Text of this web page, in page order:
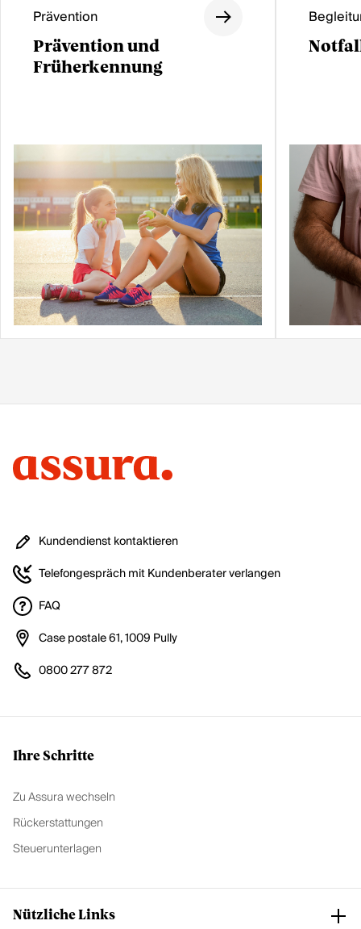
Prävention
Prävention und
Früherkennung
Kundendienst kontaktieren
Telefongespräch mit Kundenberater verlangen
FAQ
Case postale 61, 1009 Pully
0800 277 872
Ihre Schritte
Zu Assura wechseln
Rückerstattungen
Steuerunterlagen
Nützliche Links